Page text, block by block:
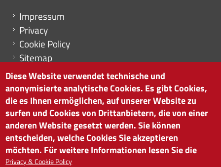
Menu footer
Impressum
Privacy
Cookie Policy
Sitemap
Cookie-Einstellungen
HANDELSKAMMER BOZEN
Südtiroler Straße 60 | I-39100 Bozen
Tel. 0471 945 511 |info@handelskammer.bz.it
MwSt.-Nr.: 00376420212
Diese Website verwendet technische und
anonymisierte analytische Cookies. Es gibt Cookies,
die es Ihnen ermöglichen, auf unserer Website zu
surfen und Cookies von Drittanbietern, die von einer
anderen Website gesetzt werden. Sie können
entscheiden, welche Cookies Sie akzeptieren
möchten. Für weitere Informationen lesen Sie die
Privacy & Cookie Policy